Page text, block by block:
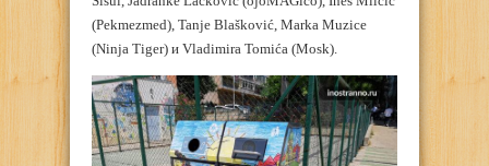
(Pekmezmed), Tanje Blašković, Marka Muzice
(Ninja Tiger) и Vladimira Tomića (Mosk).